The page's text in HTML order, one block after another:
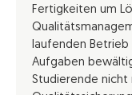
Fertigkeiten um
laufenden Betrieb
Aufgaben
Studierende nicht